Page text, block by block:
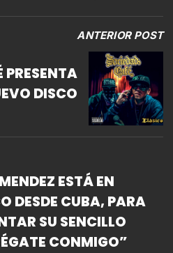
ANTERIOR POST
PRESENTA
DISCO
ESTÁ EN
DESDE CUBA, PARA
SU SENCILLO
CONMIGO”